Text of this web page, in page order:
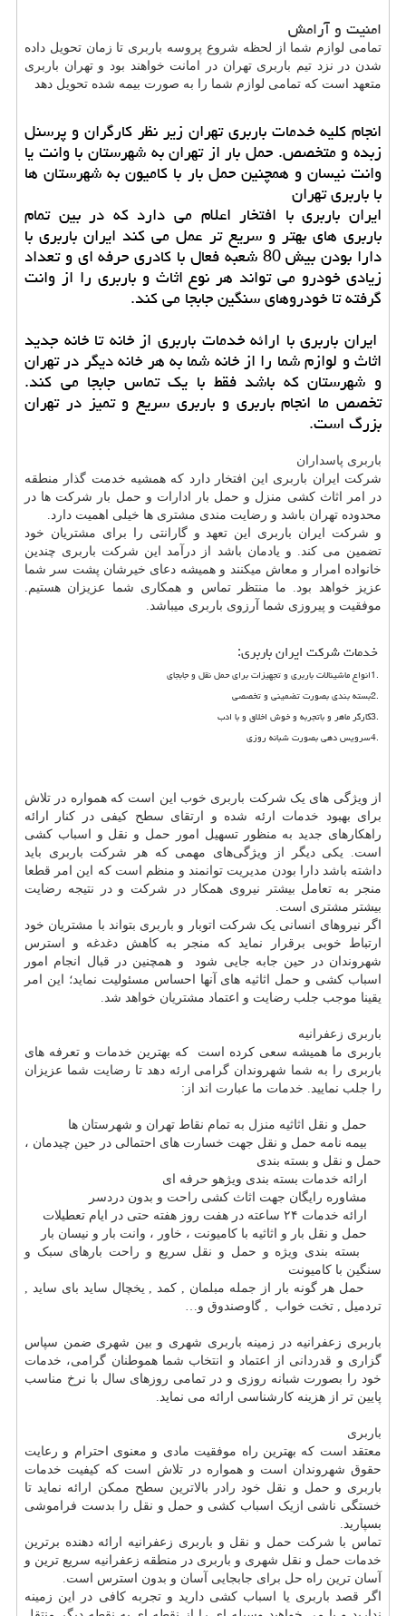
امنیت و آرامش
تمامی لوازم شما از لحظه شروع پروسه باربری تا زمان تحویل داده
شدن در نزد تیم باربری تهران در امانت خواهند بود و تهران باربری
متعهد است که تمامی لوازم شما را به صورت بیمه شده تحویل دهد
انجام کلیه خدمات باربری تهران زیر نظر کارگران و پرسنل
زبده و متخصص. حمل بار از تهران به شهرستان با وانت یا
وانت نیسان و همچنین حمل بار با کامیون به شهرستان ها
با باربری تهران
ایران باربری با افتخار اعلام می دارد که در بین تمام
باربری های بهتر و سریع تر عمل می کند ایران باربری با
دارا بودن بیش 80 شعبه فعال با کادری حرفه ای و تعداد
زیادی خودرو می تواند هر نوع اثاث و باربری را از وانت
گرفته تا خودروهای سنگین جابجا می کند.
ایران باربری با ارائه خدمات باربری از خانه تا خانه جدید
اثاث و لوازم شما را از خانه شما به هر خانه دیگر در تهران
و شهرستان که باشد فقط با یک تماس جابجا می کند.
تخصص ما انجام باربری و باربری سریع و تمیز در تهران
بزرگ است.
باربری پاسداران
شرکت ایران باربری این افتخار دارد که همشیه خدمت گذار منطقه
در امر اثاث کشی منزل و حمل بار ادارات و حمل بار شرکت ها در
محدوده تهران باشد و رضایت مندی مشتری ها خیلی اهمیت دارد.
و شرکت ایران باربری این تعهد و گارانتی را برای مشتریان خود
تضمین می کند. و یادمان باشد از درآمد این شرکت باربری چندین
خانواده امرار و معاش میکنند و همیشه دعای خیرشان پشت سر شما
عزیز خواهد بود. ما منتظر تماس و همکاری شما عزیزان هستیم.
موفقیت و پیروزی شما آرزوی باربری میباشد.
خدمات شرکت ایران باربری:
1.انواع ماشینالات باربری و تجهیزات برای حمل نقل و جابجای
2.بسته بندی بصورت تضمینی و تخصصی
3.کارگر ماهر و باتجربه و خوش اخلاق و با ادب
4.سرویس دهی بصورت شبانه روزی
از ویژگی های یک شرکت باربری خوب این است که همواره در تلاش
برای بهبود خدمات ارئه شده و ارتقای سطح کیفی در کنار ارائه
راهکارهای جدید به منظور تسهیل امور حمل و نقل و اسباب کشی
است. یکی دیگر از ویژگی‌های مهمی که هر شرکت باربری باید
داشته باشد دارا بودن مدیریت توانمند و منظم است که این امر قطعا
منجر به تعامل بیشتر نیروی همکار در شرکت و در نتیجه رضایت
بیشتر مشتری است.
اگر نیروهای انسانی یک شرکت اتوبار و باربری بتواند با مشتریان خود
ارتباط خوبی برقرار نماید که منجر به کاهش دغدغه و استرس
شهروندان در حین جابه جایی شود و همچنین در قبال انجام امور
اسباب کشی و حمل اثاثیه های آنها احساس مسئولیت نماید؛ این امر
یقینا موجب جلب رضایت و اعتماد مشتریان خواهد شد.
باربری زعفرانیه
باربری ما همیشه سعی کرده است که بهترین خدمات و تعرفه های
باربری را به شما شهروندان گرامی ارئه دهد تا رضایت شما عزیزان
را جلب نمایید. خدمات ما عبارت اند از :
حمل و نقل اثاثیه منزل به تمام نقاط تهران و شهرستان ها
بیمه نامه حمل و نقل جهت خسارت های احتمالی در حین چیدمان ،
حمل و نقل و بسته بندی
ارائه خدمات بسته بندی ویژهو حرفه ای
مشاوره رایگان جهت اثاث کشی راحت و بدون دردسر
ارائه خدمات ۲۴ ساعته در هفت روز هفته حتی در ایام تعطیلات
حمل و نقل بار و اثاثیه با کامیونت ، خاور ، وانت بار و نیسان بار
بسته بندی ویژه و حمل و نقل سریع و راحت بارهای سبک و
سنگین با کامیونت
حمل هر گونه بار از جمله مبلمان , کمد , یخچال ساید بای ساید ,
تردمیل , تخت خواب , گاوصندوق و…
باربری زعفرانیه در زمینه باربری شهری و بین شهری ضمن سپاس
گزاری و قدردانی از اعتماد و انتخاب شما هموطنان گرامی، خدمات
خود را بصورت شبانه روزی و در تمامی روزهای سال با نرخ مناسب
پایین تر از هزینه کارشناسی ارائه می نماید.
باربری
معتقد است که بهترین راه موفقیت مادی و معنوی احترام و رعایت
حقوق شهروندان است و همواره در تلاش است که کیفیت خدمات
باربری و حمل و نقل خود رادر بالاترین سطح ممکن ارائه نماید تا
خستگی ناشی ازیک اسباب کشی و حمل و نقل را بدست فراموشی
بسپارید.
تماس با شرکت حمل و نقل و باربری زعفرانیه ارائه دهنده برترین
خدمات حمل و نقل شهری و باربری در منطقه زعفرانیه سریع ترین و
آسان ترین راه حل برای جابجایی آسان و بدون استرس است.
اگر قصد باربری یا اسباب کشی دارید و تجربه کافی در این زمینه